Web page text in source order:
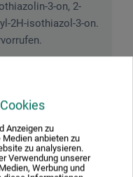
Anzeigen zu
anbieten zu
zu analysieren.
Verwendung unserer
Werbung und
3-on, 2-
2H-isothiazol-3-on.
und Dateien zu